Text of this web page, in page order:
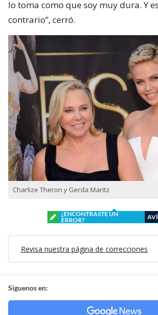
lo toma como que soy muy dura. Y
contrario”, cerró.
Charlize Theron y Gerda Maritz
¿ENCONTRASTE UN
ERROR?
Revisa nuestra página de correcciones
Síguenos en: